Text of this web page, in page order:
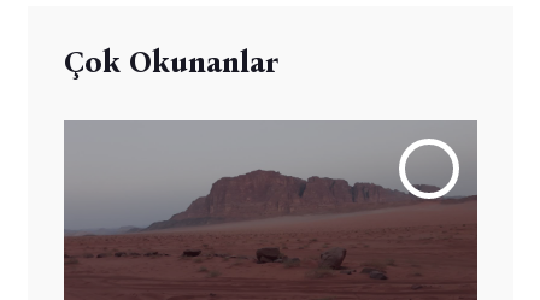
Çok Okunanlar